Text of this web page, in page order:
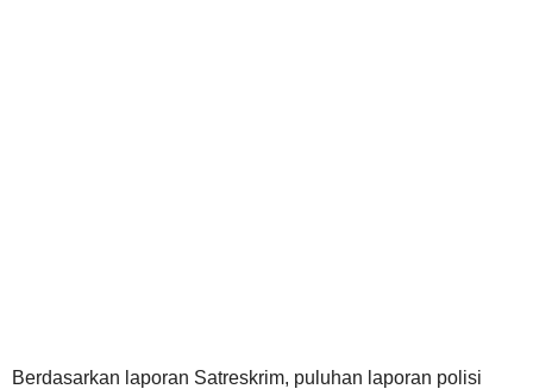
Berdasarkan laporan Satreskrim, puluhan laporan polisi